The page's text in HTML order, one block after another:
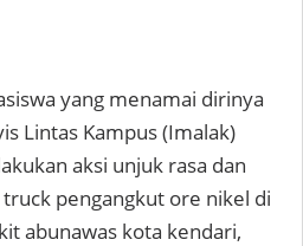
yang menamai dirinya
Lintas Kampus (Imalak)
aksi unjuk rasa dan
pengangkut ore nikel di
abunawas kota kendari,